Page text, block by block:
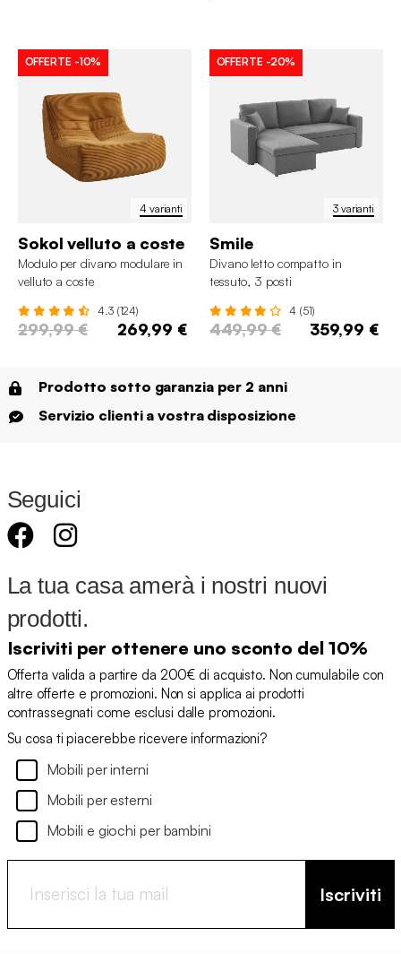
4 varianti
OFFERTE -10%
Sokol velluto a coste
Modulo per divano modulare in
velluto a coste
4.3 (124)
299,99 € 269,99 €
3 varianti
OFFERTE -20%
Smile
Divano letto compatto in
tessuto, 3 posti
4 (51)
449,99 € 359,99 €
Prodotto sotto garanzia per 2 anni
Servizio clienti a vostra disposizione
Seguici
La tua casa amerà i nostri nuovi
prodotti.
Iscriviti per ottenere uno sconto del 10%
Offerta valida a partire da 200€ di acquisto. Non cumulabile con
altre offerte e promozioni. Non si applica ai prodotti
contrassegnati come esclusi dalle promozioni.
Su cosa ti piacerebbe ricevere informazioni?
Mobili per interni
Mobili per esterni
Mobili e giochi per bambini
Iscriviti